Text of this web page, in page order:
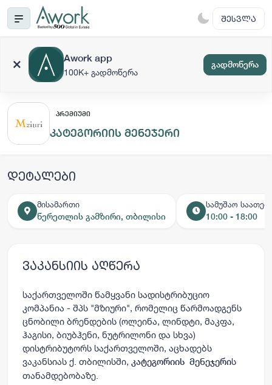
ᲨᲔᲡᲕᲚᲐ
Awork app
100K+ გადმოწერა
გადმოწერა
ᲞᲠᲔᲛᲘᲣᲛᲘ
კატეგორიის მენეჯერი
დეტალები
მისამართი
წერეთლის გამზირი, თბილისი
სამუშაო საათები
10:00 - 18:00
ვაკანსიის აღწერა
საქართველოში წამყვანი სადისტრიბუციო
კომპანია - შპს "მზიური", რომელიც წარმოადგენს
ცნობილი ბრენდების (ოლეინა, ლინდტი, მაკფა,
ჰაგისი, ბიუბჰენი, ნუტრილონი და სხვა)
დისტრიბუტორს საქართველოში, აცხადებს
ვაკანსიას ქ. თბილისში, კატეგორიის მენეჯერის
თანამდებობაზე.